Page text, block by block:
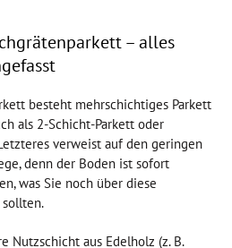
– alles
besteht mehrschichtiges Parkett
als 2-Schicht-Parkett oder
verweist auf den geringen
denn der Boden ist sofort
was Sie noch über diese
Nutzschicht aus Edelholz (z. B.